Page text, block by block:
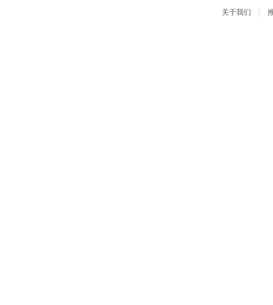
关于我们